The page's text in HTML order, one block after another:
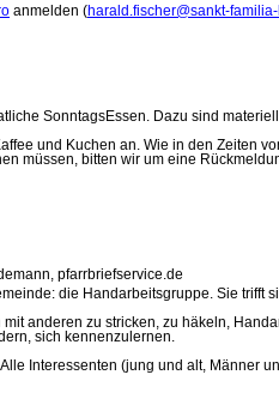
anmelden (harald.fischer@sankt-
SonntagsEssen. Dazu sind
und Kuchen an. Wie in den Zeiten
müssen, bitten wir um eine
die Handarbeitsgruppe. Sie trifft
anderen zu stricken, zu häkeln,
sich kennenzulernen.
Interessenten (jung und alt, Männer